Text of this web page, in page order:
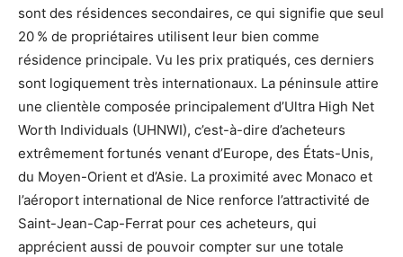
sont des résidences secondaires, ce qui signifie que seul
20 % de propriétaires utilisent leur bien comme
résidence principale. Vu les prix pratiqués, ces derniers
sont logiquement très internationaux. La péninsule attire
une clientèle composée principalement d’Ultra High Net
Worth Individuals (UHNWI), c’est-à-dire d’acheteurs
extrêmement fortunés venant d’Europe, des États-Unis,
du Moyen-Orient et d’Asie. La proximité avec Monaco et
l’aéroport international de Nice renforce l’attractivité de
Saint-Jean-Cap-Ferrat pour ces acheteurs, qui
apprécient aussi de pouvoir compter sur une totale